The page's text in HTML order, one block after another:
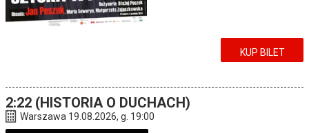
KUP BILET
2:22 (HISTORIA O DUCHACH)
Warszawa 19.08.2026, g. 19:00